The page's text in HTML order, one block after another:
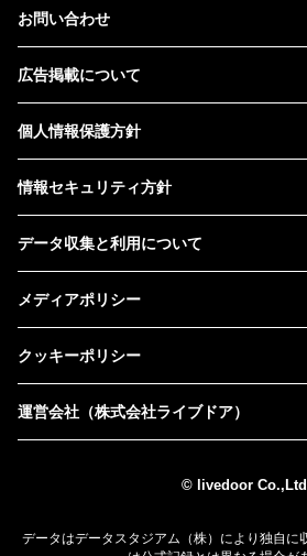
お問い合わせ
広告掲載について
個人情報保護方針
情報セキュリティ方針
データ収集と利用について
メディアポリシー
クッキーポリシー
運営会社（株式会社ライブドア）
© livedoor
データはデータスタジアム（株）により独自に